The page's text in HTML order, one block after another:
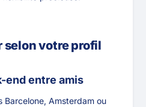
votre profil
end entre amis
Barcelone, Amsterdam ou